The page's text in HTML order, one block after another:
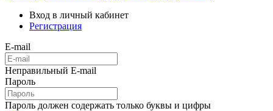
Вход в личный кабинет
Регистрация
E-mail
Неправильный E-mail
Пароль
Пароль должен содержать только буквы и цифры